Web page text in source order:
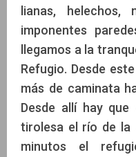
lianas,
imponentes
llegamos a la
Refugio. Desde
más de caminata
Desde allí hay
tirolesa el río de la
minutos el